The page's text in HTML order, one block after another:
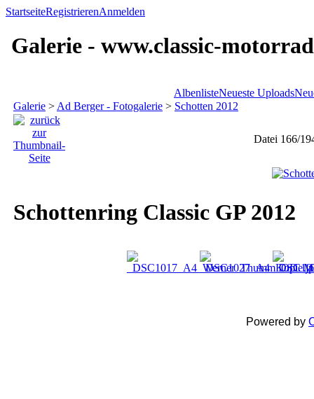
StartseiteRegistrierenAnmelden
Galerie - www.classic-
AlbenlisteNeueste Uploads
Galerie > Ad Berger - Fotogalerie > Schotten 2012
Datei 166/
Schottenring Classic GP 2012
Powered by